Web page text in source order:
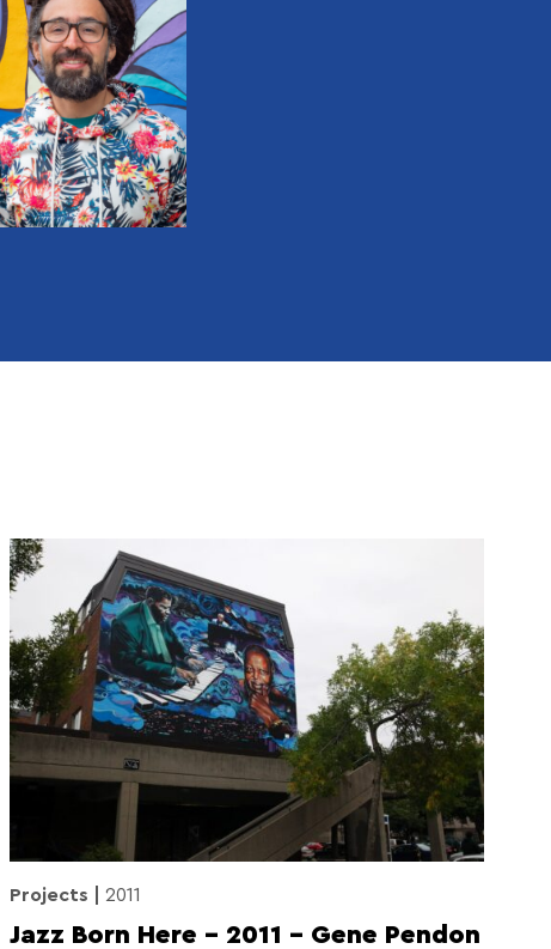
Projects 2011
Jazz Born Here – 2011 – Gene Pendon